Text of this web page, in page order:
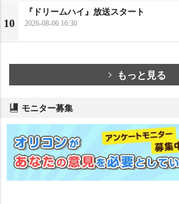
10
『ドリームハイ』放送スタート
2026-08-06 16:30
もっと見る
モニター募集